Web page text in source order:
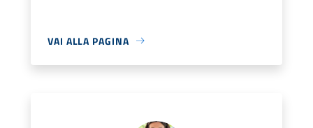
VAI ALLA PAGINA